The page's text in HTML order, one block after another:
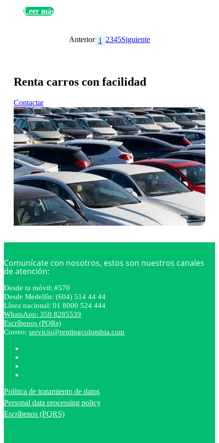
Leer más
Anterior 1 2345Siguiente
Renta carros con facilidad
Contactar
Comunícate con nosotros, estos son nuestros canales
de atención:
Desde tu móvil: #570
Desde Medellín: (604) 514 44 44
Línea nacional: 01 8000 524 444
WhatsApp: 350 8285539
Escríbenos (PQRs)
Correo: servicio@rentingcolombia.com
Política de tratamiento de datos
Personal data processing policy
Escríbenos (PQRS)